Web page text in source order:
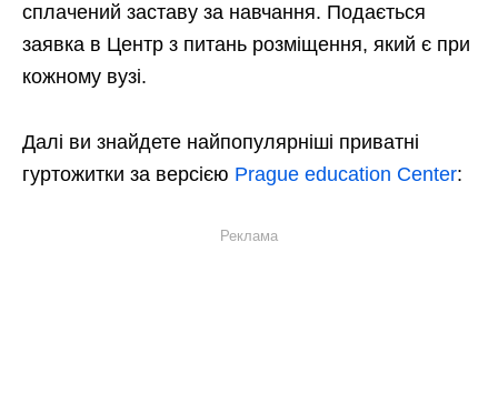
сплачений заставу за навчання. Подається
заявка в Центр з питань розміщення, який є при
кожному вузі.
Далі ви знайдете найпопулярніші приватні
гуртожитки за версією Prague education Center:
Реклама